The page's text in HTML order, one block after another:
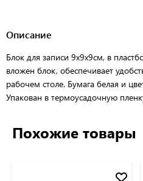
Описание
Блок для записи 9х9х9см, в
вложен блок, обеспечивает
рабочем столе. Бумага белая и
Упакован в термоусадочную
Похожие товары